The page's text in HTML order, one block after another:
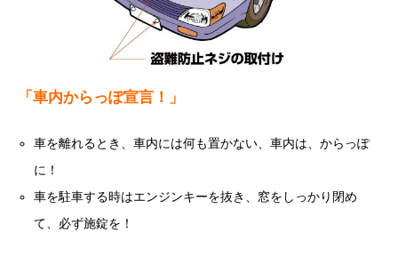
「車内からっぽ宣言！」
車を離れるとき、車内には何も置かない、車内は、からっぽ
に！
車を駐車する時はエンジンキーを抜き、窓をしっかり閉め
て、必ず施錠を！